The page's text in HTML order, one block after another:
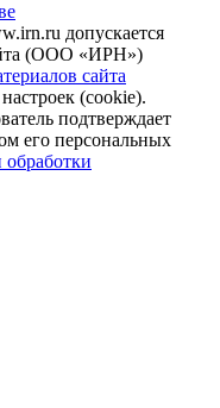
допускается
(ООО «ИРН»)
сайта
(cookie).
подтверждает
его персональных